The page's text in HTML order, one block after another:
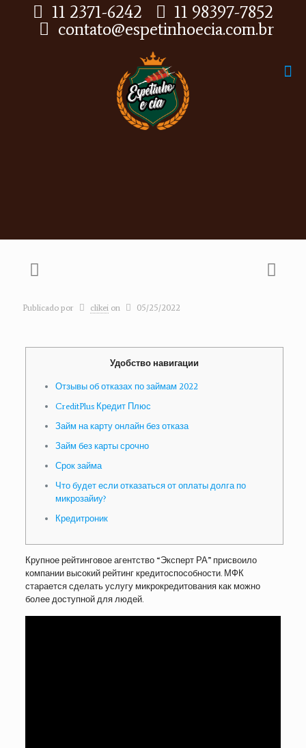
11 2371-6242
11 98397-7852
contato@espetinhoecia.com.br
Publicado por clikei on 05/25/2022
Удобство навигации
Отзывы об отказах по займам 2022
CreditPlus Кредит Плюс
Займ на карту онлайн без отказа
Займ без карты срочно
Срок займа
Что будет если отказаться от оплаты долга по
микрозайиу?
Кредитроник
Крупное рейтинговое агентство “Эксперт РА” присвоило
компании высокий рейтинг кредитоспособности. МФК
старается сделать услугу микрокредитования как можно
более доступной для людей.